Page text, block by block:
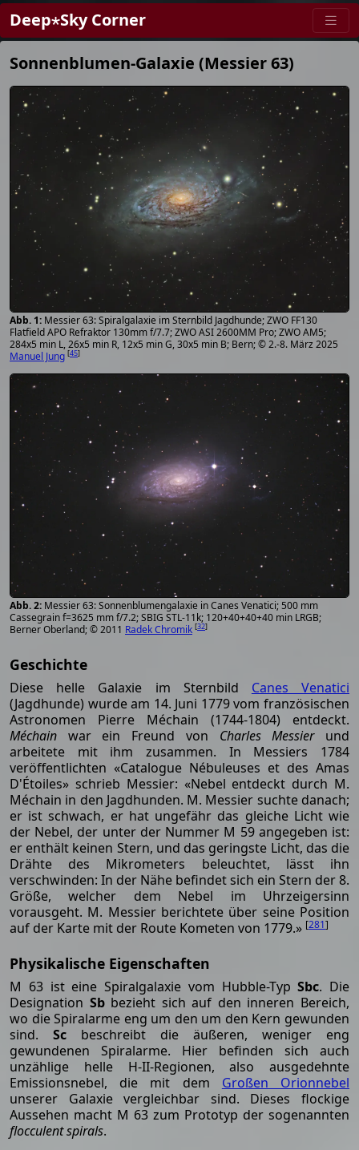
Deep⋆Sky Corner
Sonnenblumen-Galaxie (Messier 63)
Messier 63: Spiralgalaxie im Sternbild Jagdhunde; ZWO FF130
Flatfield APO Refraktor 130mm f/7.7; ZWO ASI 2600MM Pro; ZWO AM5;
284x5 min L, 26x5 min R, 12x5 min G, 30x5 min B; Bern; © 2.-8. März 2025
Manuel Jung [45]
Messier 63: Sonnenblumengalaxie in Canes Venatici; 500 mm
Cassegrain f=3625 mm f/7.2; SBIG STL-11k; 120+40+40+40 min LRGB;
Berner Oberland; © 2011 Radek Chromik [32]
Geschichte
Diese helle Galaxie im Sternbild Canes Venatici
(Jagdhunde) wurde am 14. Juni 1779 vom französischen
Astronomen Pierre Méchain (1744-1804) entdeckt.
Méchain war ein Freund von Charles Messierund
arbeitete mit ihm zusammen. In Messiers 1784
veröffentlichten «Catalogue Nébuleuses et des Amas
D'Étoiles» schrieb Messier: «Nebel entdeckt durch M.
Méchain in den Jagdhunden. M. Messier suchte danach;
er ist schwach, er hat ungefähr das gleiche Licht wie
der Nebel, der unter der Nummer M 59 angegeben ist:
er enthält keinen Stern, und das geringste Licht, das die
Drähte des Mikrometers beleuchtet, lässt ihn
verschwinden: In der Nähe befindet sich ein Stern der 8.
Größe, welcher dem Nebel im Uhrzeigersinn
vorausgeht. M. Messier berichtete über seine Position
auf der Karte mit der Route Kometen von 1779.» [281]
Physikalische Eigenschaften
M 63 ist eine Spiralgalaxie vom Hubble-TypSbc. Die
Designation Sbbezieht sich auf den inneren Bereich,
wo die Spiralarme eng um den um den Kern gewunden
sind. Sc beschreibt die äußeren, weniger eng
gewundenen Spiralarme. Hier befinden sich auch
unzählige helle H-II-Regionen, also ausgedehnte
Emissionsnebel, die mit dem Großen Orionnebel
unserer Galaxie vergleichbar sind. Dieses flockige
Aussehen macht M 63 zum Prototyp der sogenannten
flocculent spirals.